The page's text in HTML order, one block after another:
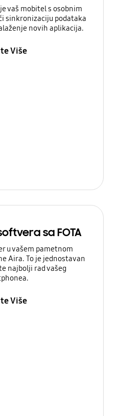
vaš mobitel s osobnim
sinkronizaciju podataka
novih aplikacija.
Više
sa FOTA
u vašem pametnom
Aira. To je jednostavan
najbolji rad vašeg
Više